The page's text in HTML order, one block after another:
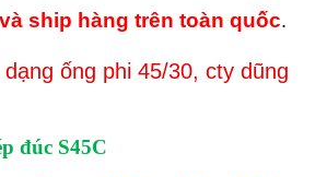
ship hàng trên toàn quốc.
ống phi 45/30, cty dũng
đúc S45C